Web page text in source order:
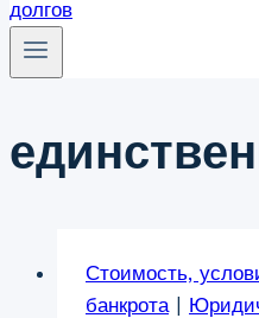
Стоимость,
банкрота |